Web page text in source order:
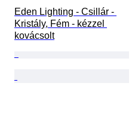
Eden Lighting - Csillár -
Kristály, Fém - kézzel
kovácsolt